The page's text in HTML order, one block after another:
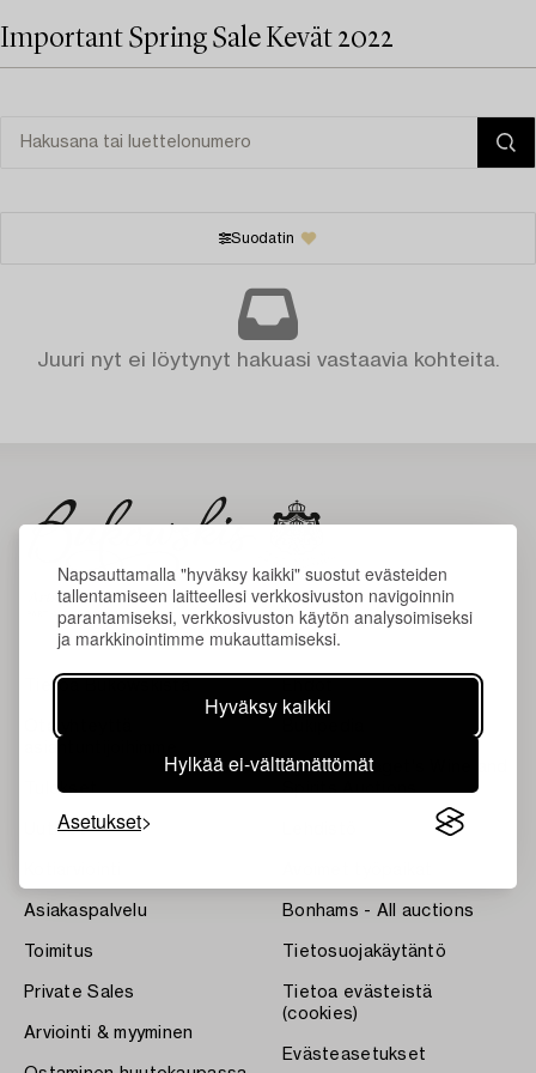
Napsauttamalla "hyväksy kaikki" suostut evästeiden
tallentamiseen laitteellesi verkkosivuston navigoinnin
parantamiseksi, verkkosivuston käytön analysoimiseksi
ja markkinointimme mukauttamiseksi.
Hyväksy kaikki
Hylkää ei-välttämättömät
Asetukset
Important Spring Sale Kevät 2022
Suodatin
Juuri nyt ei löytynyt hakuasi vastaavia kohteita.
Tietoa Bukowskista
Ota yhteyttä
Tulokset
Uutiset
Asiakaspalvelu
Toimitus
Private Sales
Arviointi & myyminen
Systembolaget's Wine and
Spirits Auctions
Bonhams - All auctions
Tietosuojakäytäntö
Tietoa evästeistä
(cookies)
Evästeasetukset